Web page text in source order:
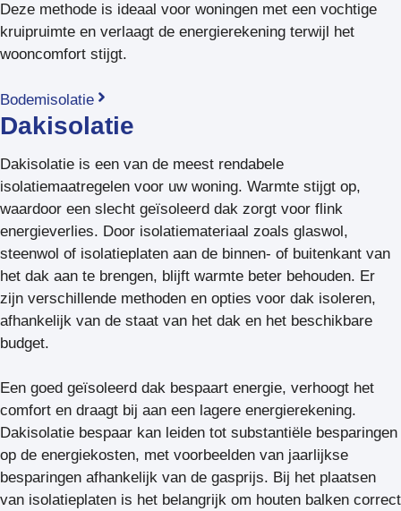
Deze methode is ideaal voor woningen met een vochtige
kruipruimte en verlaagt de energierekening terwijl het
wooncomfort stijgt.
Bodemisolatie
Dakisolatie
Dakisolatie is een van de meest rendabele
isolatiemaatregelen voor uw woning. Warmte stijgt op,
waardoor een slecht geïsoleerd dak zorgt voor flink
energieverlies. Door isolatiemateriaal zoals glaswol,
steenwol of isolatieplaten aan de binnen- of buitenkant van
het dak aan te brengen, blijft warmte beter behouden. Er
zijn verschillende methoden en opties voor dak isoleren,
afhankelijk van de staat van het dak en het beschikbare
budget.
Een goed geïsoleerd dak bespaart energie, verhoogt het
comfort en draagt bij aan een lagere energierekening.
Dakisolatie bespaar kan leiden tot substantiële besparingen
op de energiekosten, met voorbeelden van jaarlijkse
besparingen afhankelijk van de gasprijs. Bij het plaatsen
van isolatieplaten is het belangrijk om houten balken correct